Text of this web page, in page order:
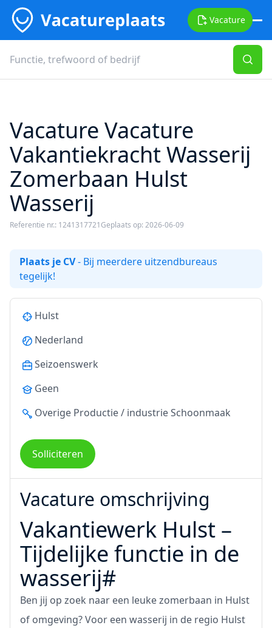
Vacature
Vacature Vacature
Vakantiekracht Wasserij
Zomerbaan Hulst
Wasserij
Referentie nr.: 1241317721Geplaats op: 2026-06-09
Plaats je CV- Bij meerdere uitzendbureaus
tegelijk!
Hulst
Nederland
Seizoenswerk
Geen
Overige Productie / industrieSchoonmaak
Solliciteren
Vacature omschrijving
Vakantiewerk Hulst –
Tijdelijke functie in de
wasserij#
Ben jij op zoek naar een leuke zomerbaan in Hulst
of omgeving? Voor een wasserij in de regio Hulst